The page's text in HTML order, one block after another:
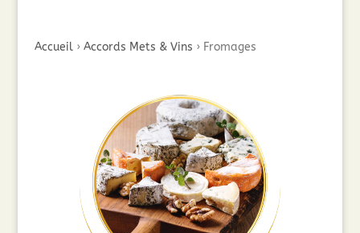
Accueil› Accords Mets & Vins › Fromages